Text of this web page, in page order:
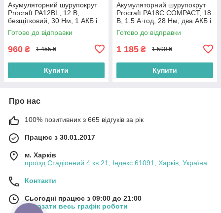
Акумуляторний шурупокрут
Procraft PA12BL, 12 В,
безщітковий, 30 Нм, 1 АКБ і
ЗП, кейс
Готово до відправки
960 ₴ 1 455 ₴
Купити
Акумуляторний шурупокрут
Procraft PA18C COMPACT, 18
В, 1.5 А·год, 28 Нм, два АКБ і
ЗП
Готово до відправки
1 185 ₴ 1 590 ₴
Купити
Про нас
100% позитивних з 665 відгуків за рік
Працює з 30.01.2017
м. Харків
проїзд Стадіонний 4 кв 21, Індекс 61091, Харків, Україна
Контакти
Сьогодні працює з 09:00 до 21:00
Показати весь графік роботи